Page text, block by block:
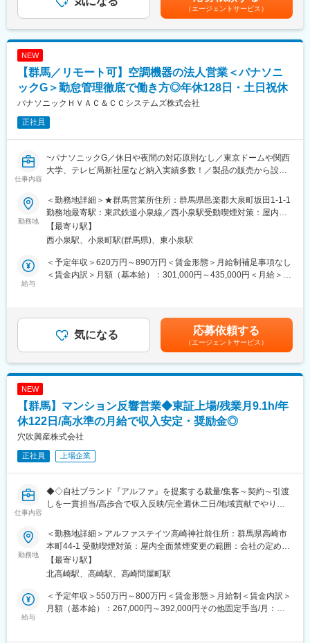
メンバーも30代が中心の若い組織です。
変更の範囲：無
・現場の数値を可視化し、データに基づいた改善サイクルを確立
■特長・魅力
・工場単位でのＰＬ責任を持ち、自らの考えとリーダーシップで
の拠点を統括する部門や新しい技術探索を行う部門など、複数の
キャリアパスを見据えたチャレンジが可能です。
なる生産管理本部長を目指していただけます。
・生産管理本部長は、各工場に加え、物流チームや技術チーム、
生産管理チームの統括も担っていただきます。
自社工場で製造した高品質な焼成冷凍パンを「STYLEBREAD」と
してブランド化し、ホテル・結婚式場・レストランなどに向けて
速冷凍することで、パンの劣化の原因となる水分の蒸発とデンプ
ンの劣化を防ぎ、焼きたてそのままの鮮度を保ちます。
想定年収＝月次給与×12か月＋賞与 年2回賃金はあくまでも目安の
金額であり、選考を通じて上下する可能性があります。月給(月額)
は固定手当を含めた表記です。
（エージェントサービス）
NEW
【群馬／リモート可】空調機器の法人営業＜パナソニ
ックG＞勤怠管理徹底で働き方◎年休128日・土日祝休
パナソニックＨＶＡＣ＆ＣＣシステムズ株式会社
正社員
仕事内容
~パナソニックG／休日や夜間の対応原則なし／東京ドームや関西
大学、テレビ局新社屋など納入実績多数！／製品の販売から設
■担当業務：
（1）空調機器の物販営業
（2）設計事務所へのスペックイン営業、サブコン/エネルギー会
社への物件営業
（3）ゼネコンへの階層営業とスペックイン営業
（4）パナソニックグループの互恵関係を活用した施主営業、指名
■担当業務詳細：
・営業業務に付随する、見積りや、価格交渉、取引申請などの各
要に応じ、見積作成・作図等を支援するというようなイメージで
すのでご安心ください。
・パッケージエアコン（電気式）
※全てを取り扱っているのは、総合電機メーカーのパナソニックだ
けです！
■求人の特徴：
・高い開発力と豊富な商品ラインナップを持つパナソニックのブ
ランドを背負い、顧客の課題解決をミッションに、顧客満足度を
追求できる業務です。
よう、事務所の入退室時間をシステムと同期）しており、充実し
た就業環境が実現できます。
勤務地
＜勤務地詳細＞★群馬営業所住所：群馬県邑楽郡大泉町坂田1-1-1
勤務地最寄駅：東武鉄道小泉線／西小泉駅受動喫煙対策：屋内全
面禁煙変更の範囲：会社の定める事業所
【最寄り駅】
西小泉駅、小泉町駅(群馬県)、東小泉駅
給与
＜予定年収＞620万円～890万円＜賃金形態＞月給制補足事項なし
＜賃金内訳＞月額（基本給）：301,000円～435,000円＜月給＞
定）、家族手当、職務関連手当、時間外手当、休日出勤手当、深
夜勤務手当、など賃金はあくまでも目安の金額であり、選考を通
じて上下する可能性があります。月給(月額)は固定手当を含めた表
記です。
気になる 応募依頼する
（エージェントサービス）
NEW
【群馬】マンション反響営業◆東証上場/残業月9.1h/年
休122日/高水準の月給で収入安定・奨励金◎
穴吹興産株式会社
正社員 上場企業
仕事内容
◆◇自社ブランド『アルファ』を提案する裁量/集客～契約～引渡
しを一貫担当/高歩合で収入反映/完全週休二日/地域貢献でやりが
■業務内容：
当社にて分譲マンション営業としてご活躍いただきます。具体的
には自社ブランドマンション「アルファ」シリーズの販売を担当
頂きます。
■業務の流れ：
勤務地
＜勤務地詳細＞アルファステイツ高崎神社前住所：群馬県高崎市
本町44-1 受動喫煙対策：屋内全面禁煙変更の範囲：会社の定める
事業所
【最寄り駅】
北高崎駅、高崎駅、高崎問屋町駅
給与
＜予定年収＞550万円～800万円＜賃金形態＞月給制＜賃金内訳＞
月額（基本給）：267,000円～392,000円その他固定手当/月：